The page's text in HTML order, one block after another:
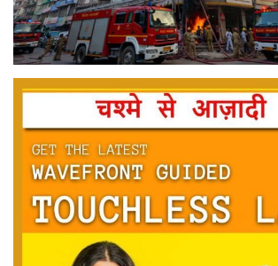
करियर
राशिफल
बिजनेस
फोटो